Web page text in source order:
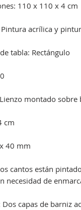
110 x 110 x 4 cm
Pintura acrílica y
tabla: Rectángulo
montado
cm
40 mm
cantos están
necesidad de
Dos capas de barniz